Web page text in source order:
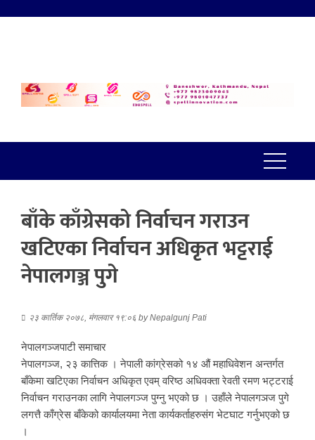
बाँके काँग्रेसको निर्वाचन गराउन
खटिएका निर्वाचन अधिकृत भट्टराई
नेपालगञ्ज पुगे
२३ कार्तिक २०७८, मंगलवार १९:०६ byNepalgunj Pati
नेपालगञ्जपाटी समाचार
नेपालगञ्ज, २३ कात्तिक । नेपाली कांग्रेसको १४ औं महाधिवेशन अन्तर्गत
बाँकेमा खटिएका निर्वाचन अधिकृत एवम् वरिष्ठ अधिवक्ता रेवती रमण भट्टराई
निर्वाचन गराउनका लागि नेपालगञ्ज पुग्नु भएको छ । उहाँले नेपालगञज पुगे
लगत्तै काँग्रेस बाँकेको कार्यालयमा नेता कार्यकर्ताहरुसंग भेटघाट गर्नुभएको छ
।